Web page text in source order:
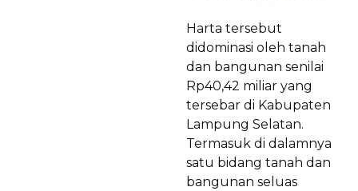
Harta tersebut
didominasi oleh tanah
dan bangunan senilai
Rp40,42 miliar yang
tersebar di Kabupaten
Lampung Selatan.
Termasuk di dalamnya
satu bidang tanah dan
bangunan seluas